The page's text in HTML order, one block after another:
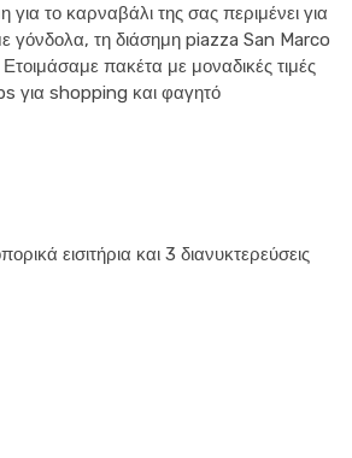
για το καρναβάλι της σας περιμένει για
γόνδολα, τη διάσημη piazza San Marco
πακέτα με μοναδικές τιμές
για shopping και φαγητό
εισιτήρια και 3 διανυκτερεύσεις